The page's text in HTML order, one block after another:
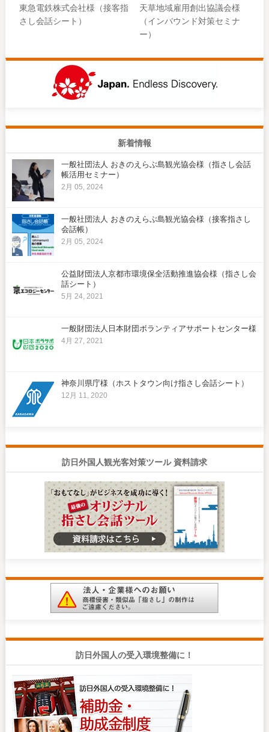
東急電鉄株式会社様（接客指
さし会話シート）
天草地域雇用創出協議会様
（インバウンド対策セミナ
ー）
新着情報
一般社団法人 おきのえらぶ島観光協会様（指さし会話
帳活用セミナー）
2月 05, 2024
一般社団法人 おきのえらぶ島観光協会様（接客指さし
会話帳）
2月 05, 2024
公益財団法人京都市環境保全活動推進協会様（指さし会
話シート）
5月 24, 2021
一般財団法人日本財団ボランティアサポートセンター様
4月 27, 2021
神奈川県庁様（ホストタウン向け指さし会話シート）
12月 11, 2020
訪日外国人観光客対策ツール 資料請求
訪日外国人の受入環境整備に！